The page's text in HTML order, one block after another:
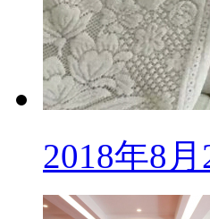
2018年8